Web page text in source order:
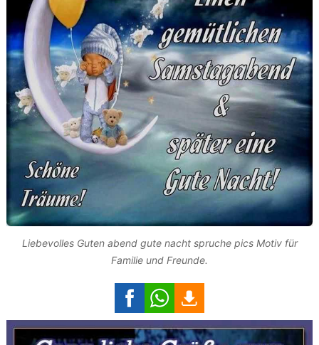
Liebevolles Guten abend gute nacht spruche pics Motiv für
Familie und Freunde.